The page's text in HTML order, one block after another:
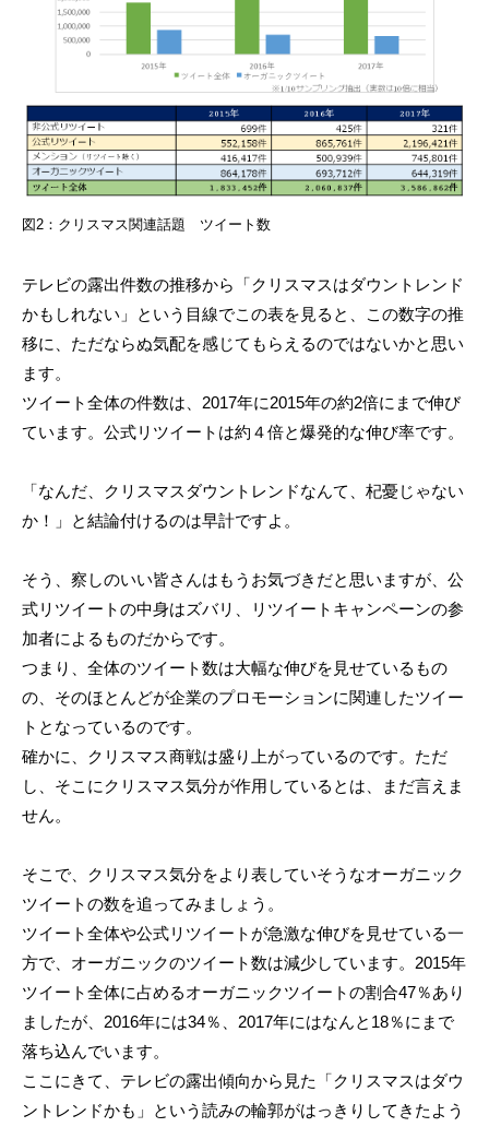
図2：クリスマス関連話題 ツイート数
テレビの露出件数の推移から「クリスマスはダウントレンド
かもしれない」という目線でこの表を見ると、この数字の推
移に、ただならぬ気配を感じてもらえるのではないかと思い
ます。
ツイート全体の件数は、2017年に2015年の約2倍にまで伸び
ています。公式リツイートは約４倍と爆発的な伸び率です。
「なんだ、クリスマスダウントレンドなんて、杞憂じゃない
か！」と結論付けるのは早計ですよ。
そう、察しのいい皆さんはもうお気づきだと思いますが、公
式リツイートの中身はズバリ、リツイートキャンペーンの参
加者によるものだからです。
つまり、全体のツイート数は大幅な伸びを見せているもの
の、そのほとんどが企業のプロモーションに関連したツイー
トとなっているのです。
確かに、クリスマス商戦は盛り上がっているのです。ただ
し、そこにクリスマス気分が作用しているとは、まだ言えま
せん。
そこで、クリスマス気分をより表していそうなオーガニック
ツイートの数を追ってみましょう。
ツイート全体や公式リツイートが急激な伸びを見せている一
方で、オーガニックのツイート数は減少しています。2015年
ツイート全体に占めるオーガニックツイートの割合47％あり
ましたが、2016年には34％、2017年にはなんと18％にまで
落ち込んでいます。
ここにきて、テレビの露出傾向から見た「クリスマスはダウ
ントレンドかも」という読みの輪郭がはっきりしてきたよう